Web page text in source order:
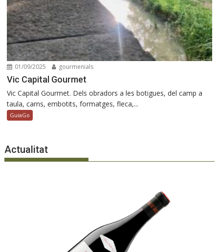
01/09/2025 gourmenials
Vic Capital Gourmet
Vic Capital Gourmet. Dels obradors a les botigues, del camp a
taula, carns, embotits, formatges, fleca,...
GuiaGo
Actualitat